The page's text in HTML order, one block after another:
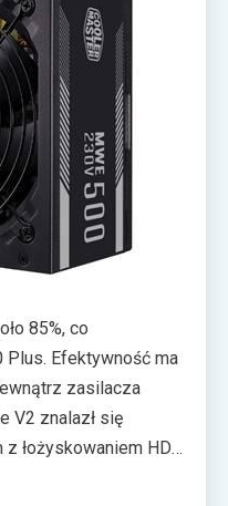
85%, co
Efektywność ma
zasilacza
V2 znalazł się
łożyskowaniem HDB.